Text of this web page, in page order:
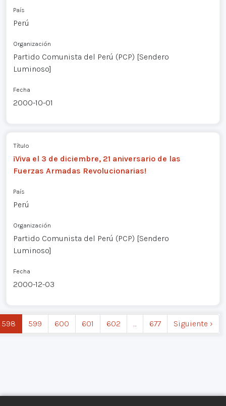
País
Perú
Organización
Partido Comunista del Perú (PCP) [Sendero
Luminoso]
Fecha
2000-10-01
Título
¡Viva el 3 de diciembre, 21 aniversario de las
Fuerzas Armadas Revolucionarias!
País
Perú
Organización
Partido Comunista del Perú (PCP) [Sendero
Luminoso]
Fecha
2000-12-03
598 599 600 601 602 677 Siguiente ›